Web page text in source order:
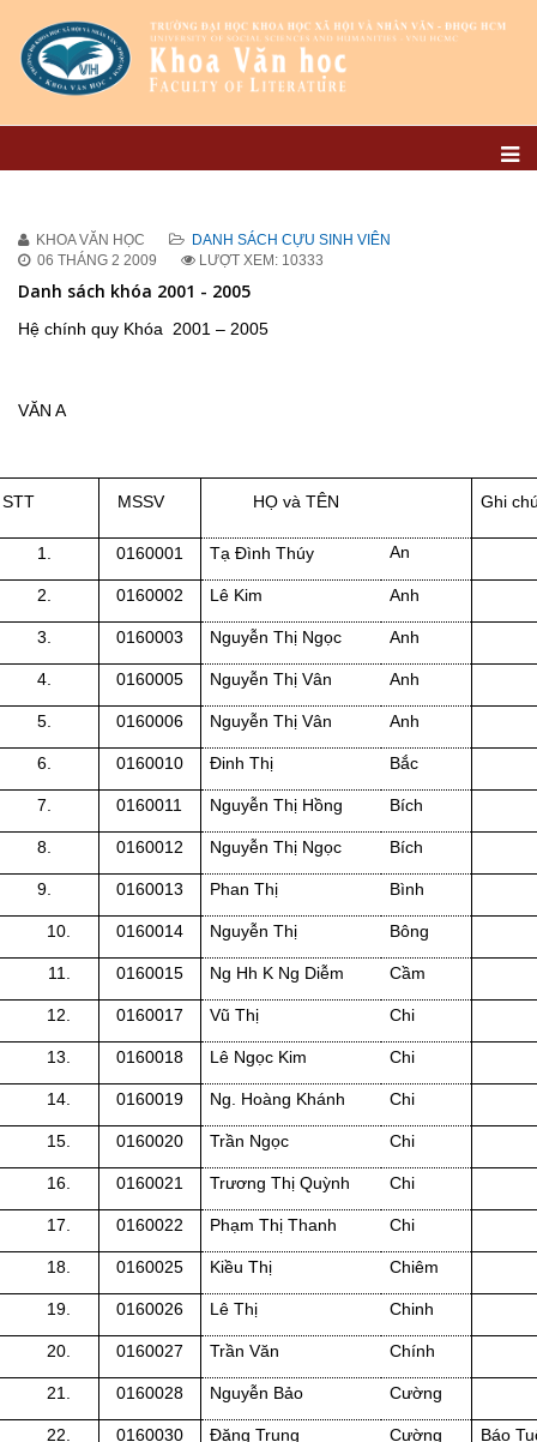
KHOA VĂN HỌC
DANH SÁCH CỰU SINH VIÊN
06 THÁNG 2 2009
LƯỢT XEM: 10333
Danh sách khóa 2001 - 2005
Hệ chính quy Khóa 2001 – 2005
VĂN A
STT MSSV HỌ và TÊN Ghi
1. 0160001 Tạ Đình Thúy An
2. 0160002 Lê Kim Anh
3. 0160003 Nguyễn Thị Ngọc Anh
4. 0160005 Nguyễn Thị Vân Anh
5. 0160006 Nguyễn Thị Vân Anh
6. 0160010 Đinh Thị Bắc
7. 0160011 Nguyễn Thị Hồng Bích
8. 0160012 Nguyễn Thị Ngọc Bích
9. 0160013 Phan Thị Bình
10. 0160014 Nguyễn Thị Bông
11. 0160015 Ng Hh K Ng Diễm Cầm
12. 0160017 Vũ Thị Chi
13. 0160018 Lê Ngọc Kim Chi
14. 0160019 Ng. Hoàng Khánh Chi
15. 0160020 Trần Ngọc Chi
16. 0160021 Trương Thị Quỳnh Chi
17. 0160022 Phạm Thị Thanh Chi
18. 0160025 Kiều Thị Chiêm
19. 0160026 Lê Thị Chinh
20. 0160027 Trần Văn Chính
21. 0160028 Nguyễn Bảo Cường
22. 0160030 Đặng Trung Cường Báo